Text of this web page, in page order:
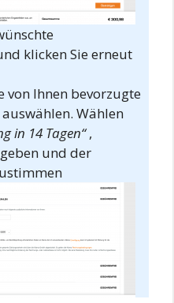
klicken Sie erneut
von Ihnen bevorzugte
Wählen
in 14 Tagen“,
und der